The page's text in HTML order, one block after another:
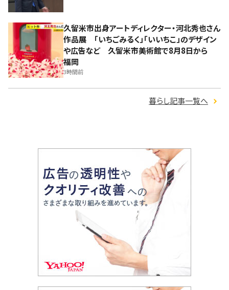
久留米市出身アートディレクター・河北秀也さん
作品展 「いちごみるく」「いいちこ」のデザイン
や広告など 久留米市美術館で8月8日から
福岡
3時間前
暮らし記事一覧へ